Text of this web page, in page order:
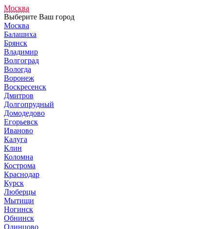
Москва
Выберите Ваш город
Москва
Балашиха
Брянск
Владимир
Волгоград
Вологда
Воронеж
Воскресенск
Дмитров
Долгопрудный
Домодедово
Егорьевск
Иваново
Калуга
Клин
Коломна
Кострома
Краснодар
Курск
Люберцы
Мытищи
Ногинск
Обнинск
Одинцово